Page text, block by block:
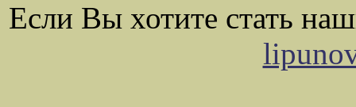
Если Вы хотите стать